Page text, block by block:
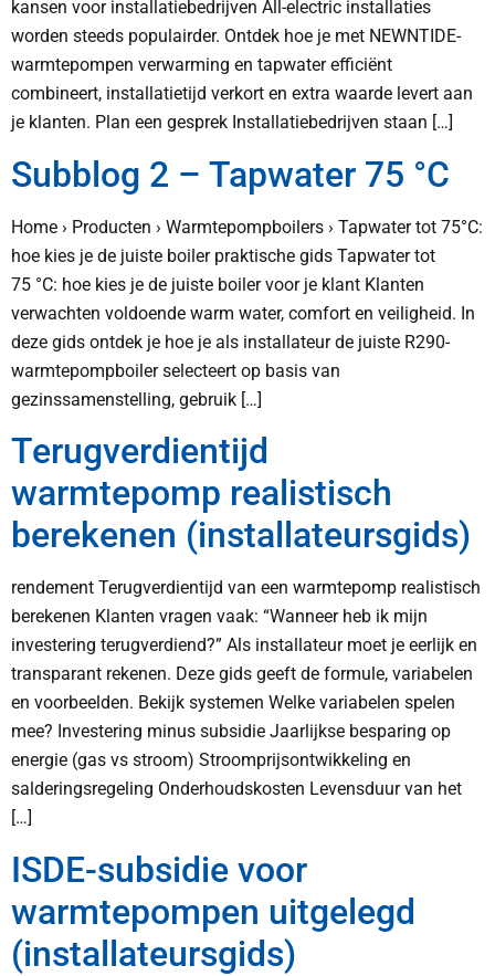
kansen voor installatiebedrijven All-electric installaties
worden steeds populairder. Ontdek hoe je met NEWNTIDE-
warmtepompen verwarming en tapwater efficiënt
combineert, installatietijd verkort en extra waarde levert aan
je klanten. Plan een gesprek Installatiebedrijven staan […]
Subblog 2 – Tapwater 75 °C
Home › Producten › Warmtepompboilers › Tapwater tot 75°C:
hoe kies je de juiste boiler praktische gids Tapwater tot
75 °C: hoe kies je de juiste boiler voor je klant Klanten
verwachten voldoende warm water, comfort en veiligheid. In
deze gids ontdek je hoe je als installateur de juiste R290-
warmtepompboiler selecteert op basis van
gezinssamenstelling, gebruik […]
Terugverdientijd
warmtepomp realistisch
berekenen (installateursgids)
rendement Terugverdientijd van een warmtepomp realistisch
berekenen Klanten vragen vaak: “Wanneer heb ik mijn
investering terugverdiend?” Als installateur moet je eerlijk en
transparant rekenen. Deze gids geeft de formule, variabelen
en voorbeelden. Bekijk systemen Welke variabelen spelen
mee? Investering minus subsidie Jaarlijkse besparing op
energie (gas vs stroom) Stroomprijsontwikkeling en
salderingsregeling Onderhoudskosten Levensduur van het
[…]
ISDE-subsidie voor
warmtepompen uitgelegd
(installateursgids)